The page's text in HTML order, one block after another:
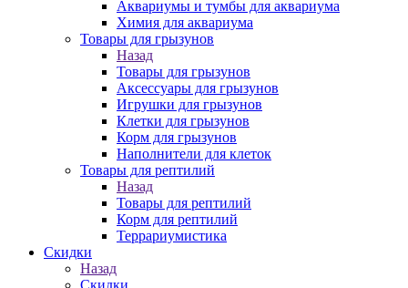
Аквариумы и тумбы для аквариума
Химия для аквариума
Товары для грызунов
Назад
Товары для грызунов
Аксессуары для грызунов
Игрушки для грызунов
Клетки для грызунов
Корм для грызунов
Наполнители для клеток
Товары для рептилий
Назад
Товары для рептилий
Корм для рептилий
Террариумистика
Скидки
Назад
Скидки